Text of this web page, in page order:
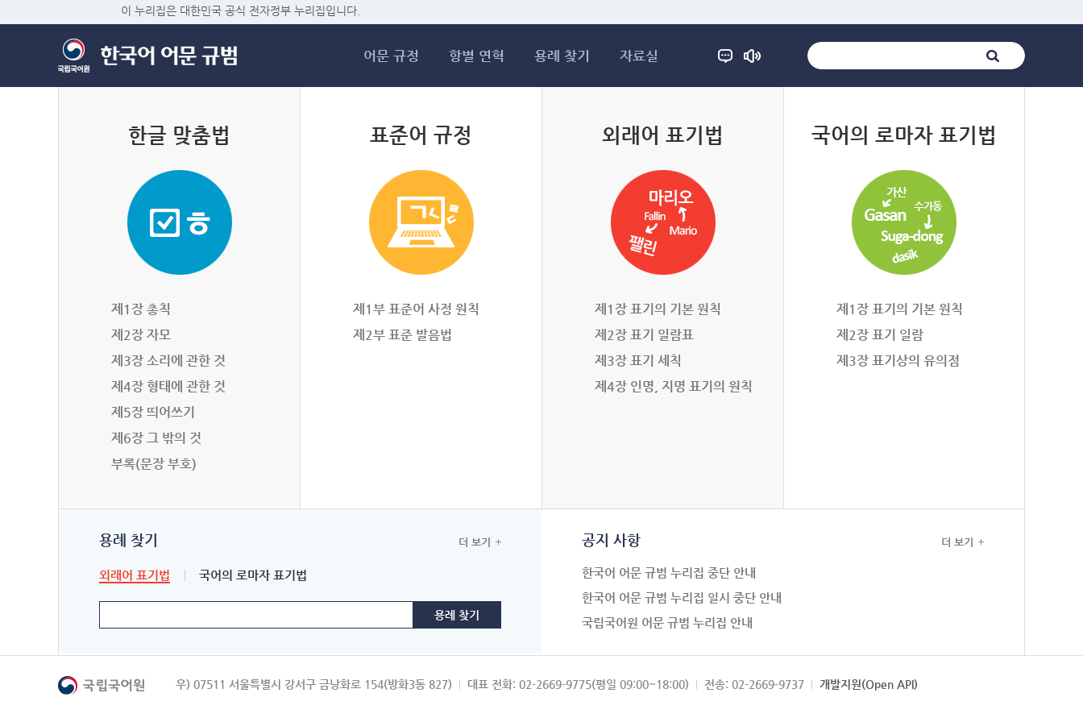
이 누리집은 대한민국 공식 전자정부 누리집입니다.
어문 규정 항별 연혁 용례 찾기 자료실
한글 맞춤법
제1장 총칙
제2장 자모
제3장 소리에 관한 것
제4장 형태에 관한 것
제5장 띄어쓰기
제6장 그 밖의 것
부록(문장 부호)
표준어 규정
제1부 표준어 사정 원칙
제2부 표준 발음법
외래어 표기법
제1장 표기의 기본 원칙
제2장 표기 일람표
제3장 표기 세칙
제4장 인명, 지명 표기의 원칙
국어의 로마자 표기법
제1장 표기의 기본 원칙
제2장 표기 일람
제3장 표기상의 유의점
용례 찾기
외래어 표기법 국어의 로마자 표기법
더 보기 공지 사항
한국어 어문 규범 누리집 중단 안내
한국어 어문 규범 누리집 일시 중단 안내
국립국어원 어문 규범 누리집 안내
더 보기
우) 07511 서울특별시 강서구 금낭화로 154(방화3동 827) 대표 전화: 02-2669-9775(평일 09:00~18:00) 전송: 02-2669-9737 개발지원(Open API)